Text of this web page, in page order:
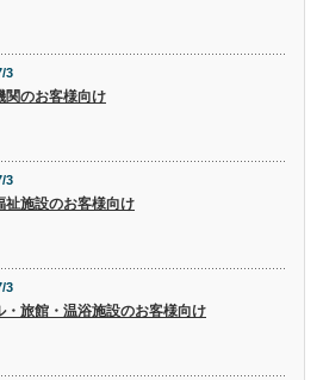
3
関のお客様向け
3
祉施設のお客様向け
3
・旅館・温浴施設のお客様向け